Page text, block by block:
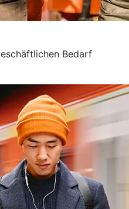
Bedarf